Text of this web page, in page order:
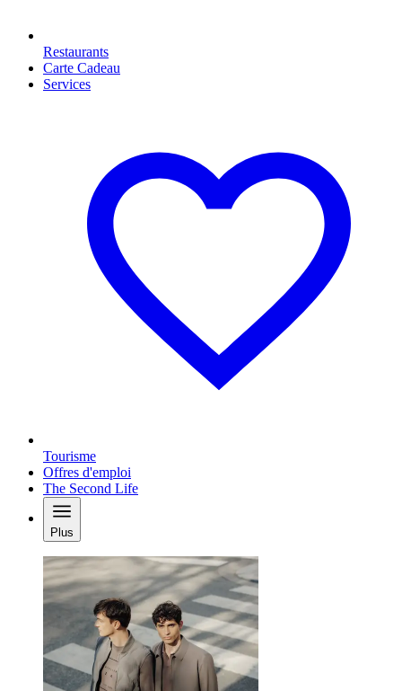
Restaurants
Carte Cadeau
Services
Tourisme
Offres d'emploi
The Second Life
Plus